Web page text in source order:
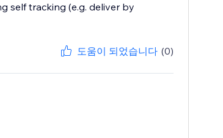
self tracking (e.g. deliver by
도움이 되었습니다 (0)